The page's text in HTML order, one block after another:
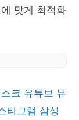
맞게 최적화
크 유튜브 뮤
타그램 삼성